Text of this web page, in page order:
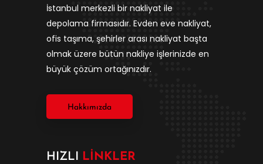
İstanbul merkezli bir nakliyat ile
depolama firmasıdır. Evden eve nakliyat,
ofis taşıma, şehirler arası nakliyat başta
olmak üzere bütün nakliye işlerinizde en
büyük çözüm ortağınızdır.
Hakkımızda
HIZLI LINKLER